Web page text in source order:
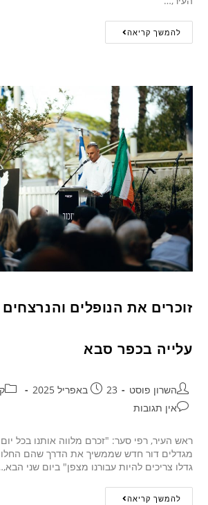
להמשך קריאה
זוכרים את הנופלים
עלייה בכפר סבא
השרון פוסט 23 באפריל 2025
אין תגובות
ראש העיר, רפי סער: "זכרם מלווה אותנו בכל
מגדלים דור חדש שממשיך את הדרך שהם
גדלו צריכים להיות עבורנו מצפן" ביום שני
להמשך קריאה